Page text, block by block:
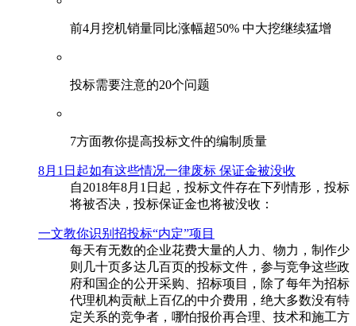
前4月挖机销量同比涨幅超50% 中大挖继续猛增
投标需要注意的20个问题
​7方面教你提高投标文件的编制质量
8月1日起如有这些情况一律废标 保证金被没收
自2018年8月1日起，投标文件存在下列情形，投标
将被否决，投标保证金也将被没收：
一文教你识别招投标“内定”项目
每天有无数的企业花费大量的人力、物力，制作少
则几十页多达几百页的投标文件，参与竞争这些政
府和国企的公开采购、招标项目，除了每年为招标
代理机构贡献上百亿的中介费用，绝大多数没有特
定关系的竞争者，哪怕报价再合理、技术和施工方